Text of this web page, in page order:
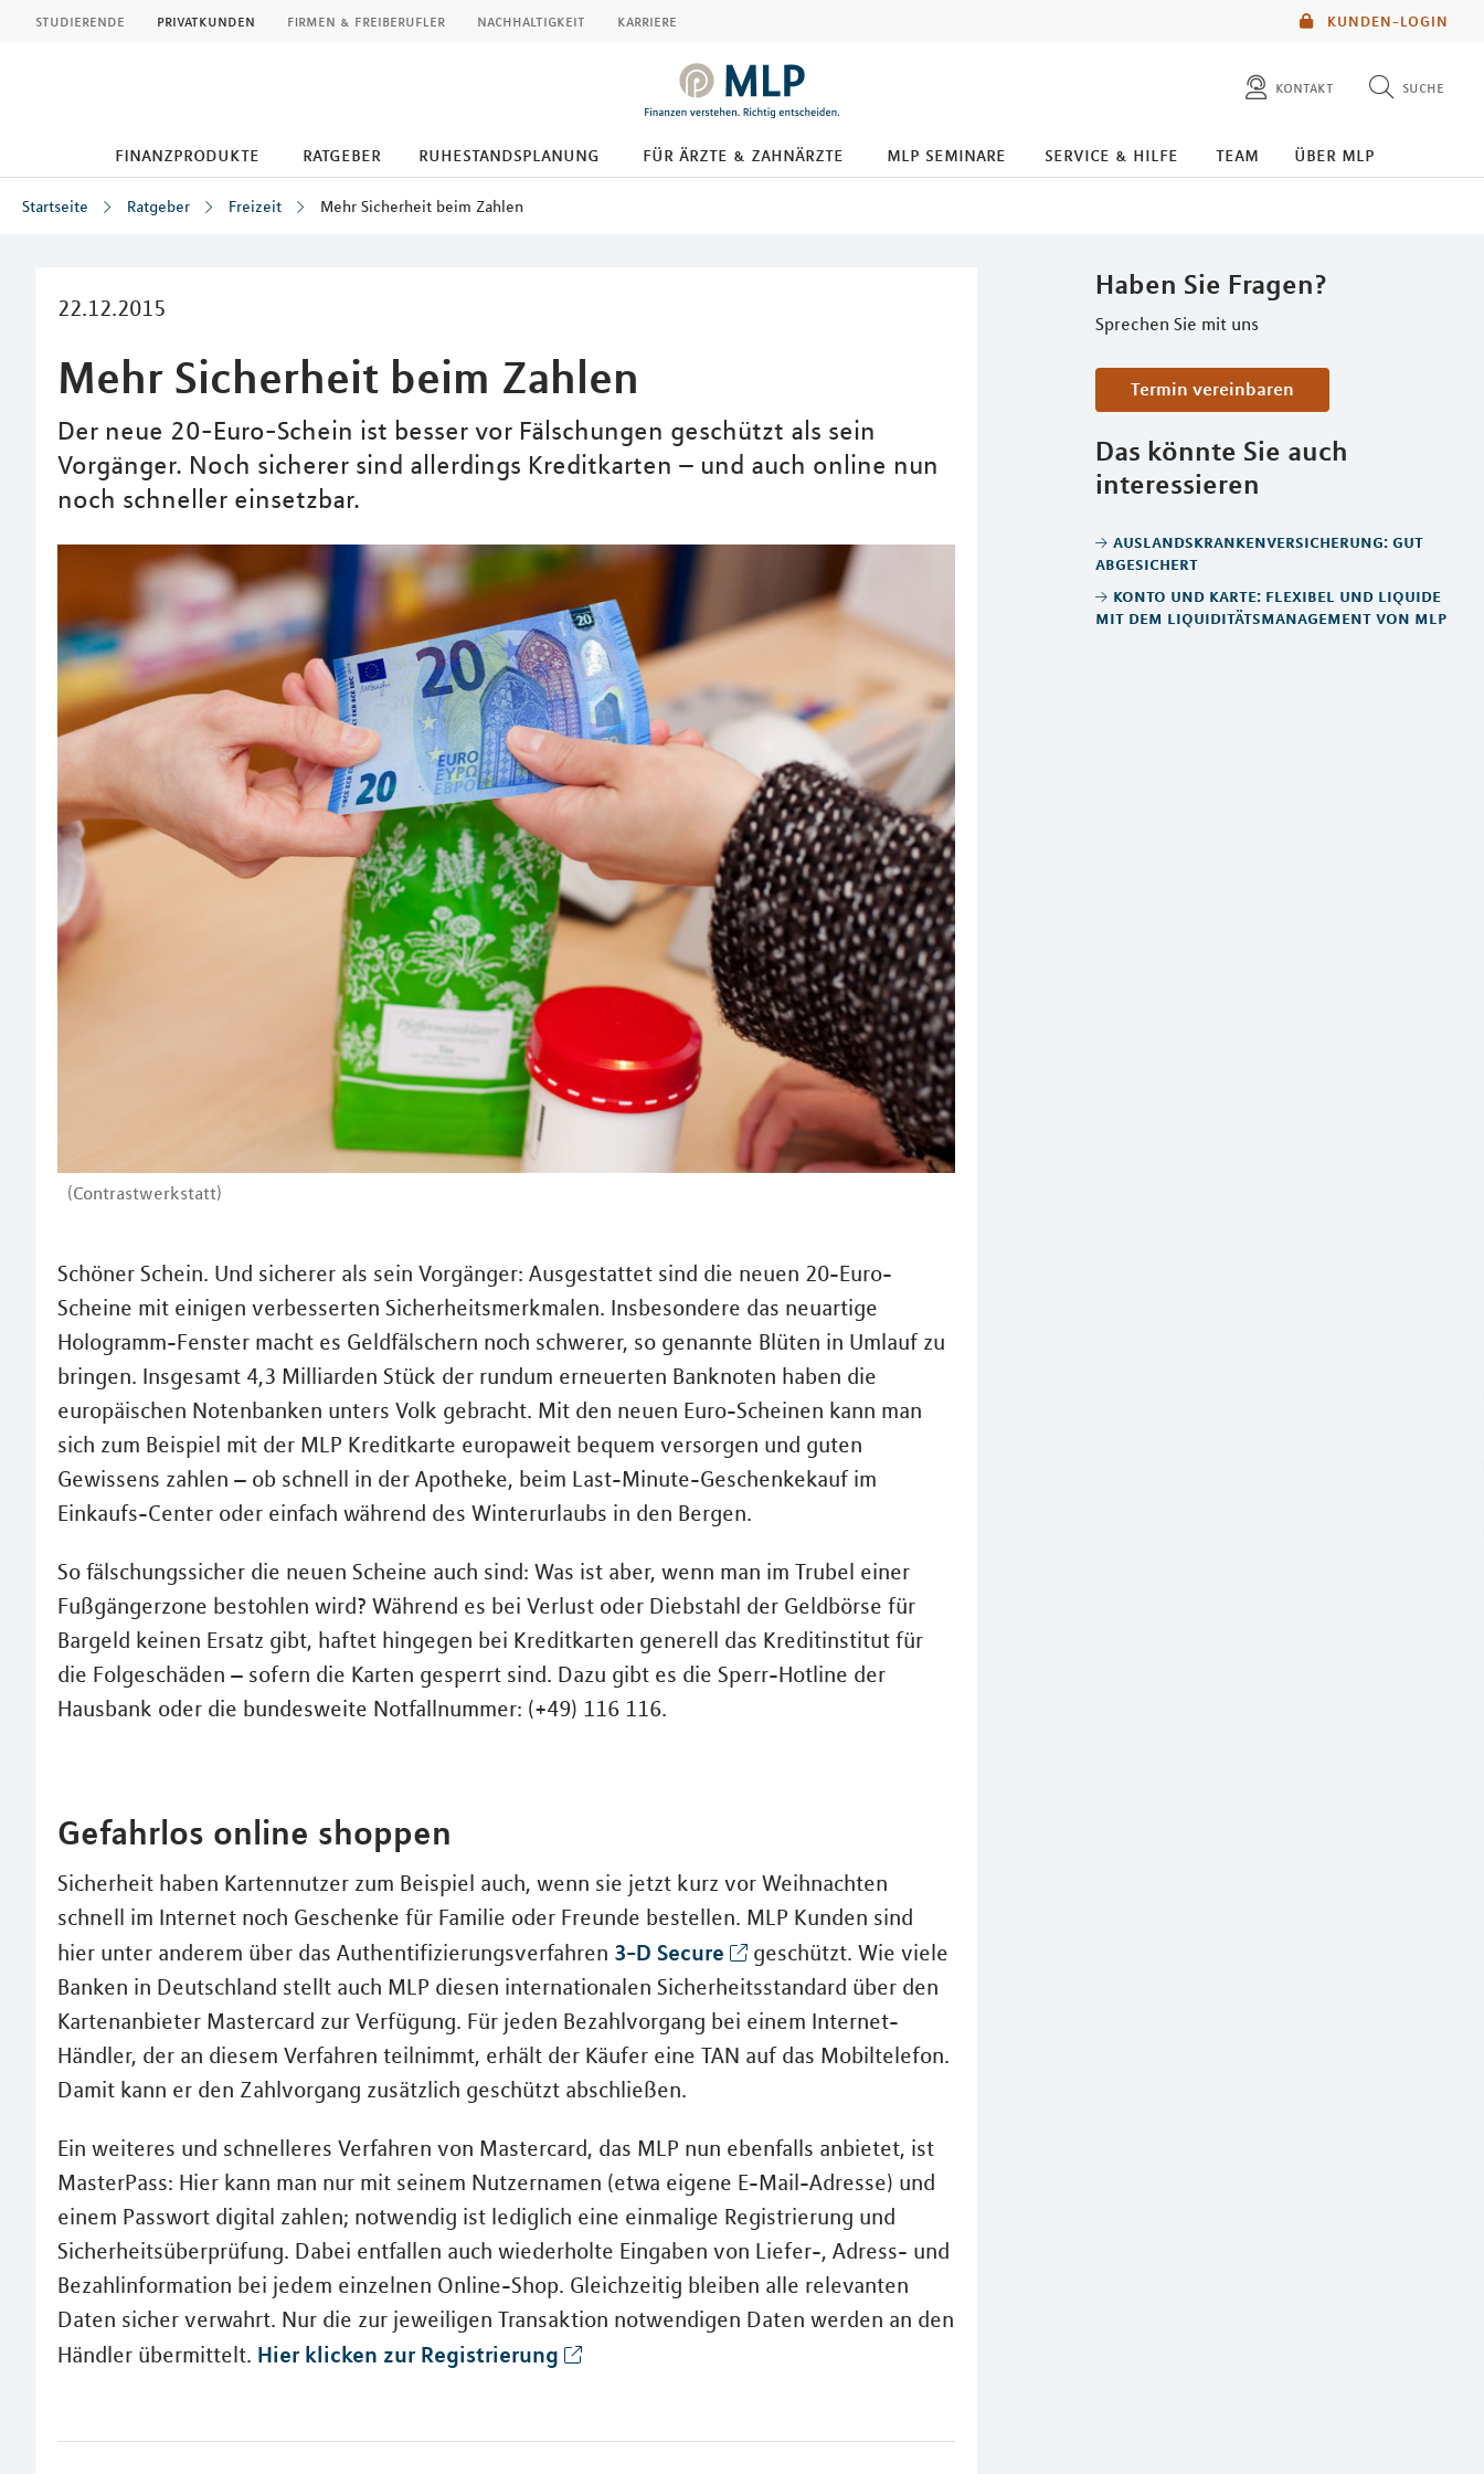
KUNDEN-LOGIN
studierende privatkunden firmen & freiberufler nachhaltigkeit karriere
kontakt suche
diese website durchsuchen
finanzprodukte ratgeber ruhestandsplanung für ärzte & zahnärzte mlp seminare service & hilfe team über mlp
Startseite Ratgeber Freizeit Mehr Sicherheit beim Zahlen
22.12.2015
Mehr Sicherheit beim Zahlen
Der neue 20-Euro-Schein ist besser vor Fälschungen geschützt als sein
Vorgänger. Noch sicherer sind allerdings Kreditkarten – und auch online nun
noch schneller einsetzbar.
(Contrastwerkstatt)
Haben Sie Fragen?
Sprechen Sie mit uns
Termin vereinbaren
Das könnte Sie auch
interessieren
auslandskrankenversicherung: gut
abgesichert
konto und karte: flexibel und liquide
mit dem liquiditätsmanagement von mlp
Schöner Schein. Und sicherer als sein Vorgänger: Ausgestattet sind die neuen 20-Euro-
Scheine mit einigen verbesserten Sicherheitsmerkmalen. Insbesondere das neuartige
Hologramm-Fenster macht es Geldfälschern noch schwerer, so genannte Blüten in Umlauf zu
bringen. Insgesamt 4,3 Milliarden Stück der rundum erneuerten Banknoten haben die
europäischen Notenbanken unters Volk gebracht. Mit den neuen Euro-Scheinen kann man
sich zum Beispiel mit der MLP Kreditkarte europaweit bequem versorgen und guten
Gewissens zahlen – ob schnell in der Apotheke, beim Last-Minute-Geschenkekauf im
Einkaufs-Center oder einfach während des Winterurlaubs in den Bergen.
So fälschungssicher die neuen Scheine auch sind: Was ist aber, wenn man im Trubel einer
Fußgängerzone bestohlen wird? Während es bei Verlust oder Diebstahl der Geldbörse für
Bargeld keinen Ersatz gibt, haftet hingegen bei Kreditkarten generell das Kreditinstitut für
die Folgeschäden – sofern die Karten gesperrt sind. Dazu gibt es die Sperr-Hotline der
Hausbank oder die bundesweite Notfallnummer: (+49) 116 116.
Gefahrlos online shoppen
Sicherheit haben Kartennutzer zum Beispiel auch, wenn sie jetzt kurz vor Weihnachten
schnell im Internet noch Geschenke für Familie oder Freunde bestellen. MLP Kunden sind
hier unter anderem über das Authentifizierungsverfahren 3-D Secure
geschützt. Wie viele
Banken in Deutschland stellt auch MLP diesen internationalen Sicherheitsstandard über den
Kartenanbieter Mastercard zur Verfügung. Für jeden Bezahlvorgang bei einem Internet-
Händler, der an diesem Verfahren teilnimmt, erhält der Käufer eine TAN auf das Mobiltelefon.
Damit kann er den Zahlvorgang zusätzlich geschützt abschließen.
Ein weiteres und schnelleres Verfahren von Mastercard, das MLP nun ebenfalls anbietet, ist
MasterPass: Hier kann man nur mit seinem Nutzernamen (etwa eigene E-Mail-Adresse) und
einem Passwort digital zahlen; notwendig ist lediglich eine einmalige Registrierung und
Sicherheitsüberprüfung. Dabei entfallen auch wiederholte Eingaben von Liefer-, Adress- und
Bezahlinformation bei jedem einzelnen Online-Shop. Gleichzeitig bleiben alle relevanten
Daten sicher verwahrt. Nur die zur jeweiligen Transaktion notwendigen Daten werden an den
Händler übermittelt. Hier klicken zur Registrierung